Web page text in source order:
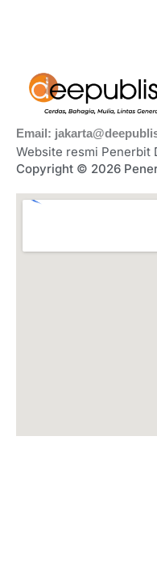
Email:
Website resmi Penerbit
Copyright © 2026